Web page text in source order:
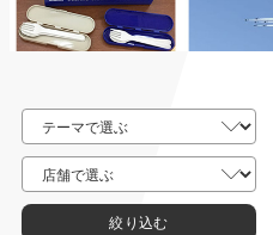
絞り込む